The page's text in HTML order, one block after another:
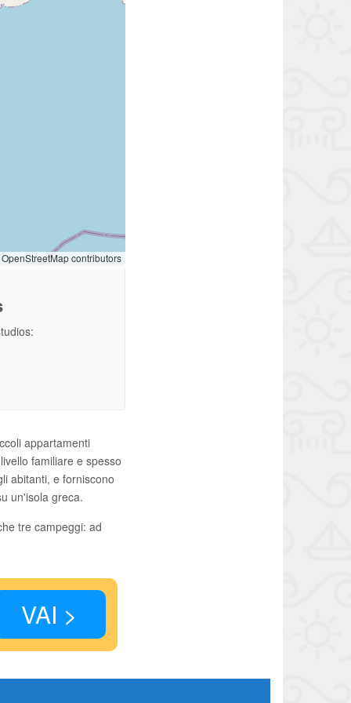
contributors
appartamenti
familiare e spesso
abitanti, e forniscono
un'isola greca.
tre campeggi: ad
VAI >